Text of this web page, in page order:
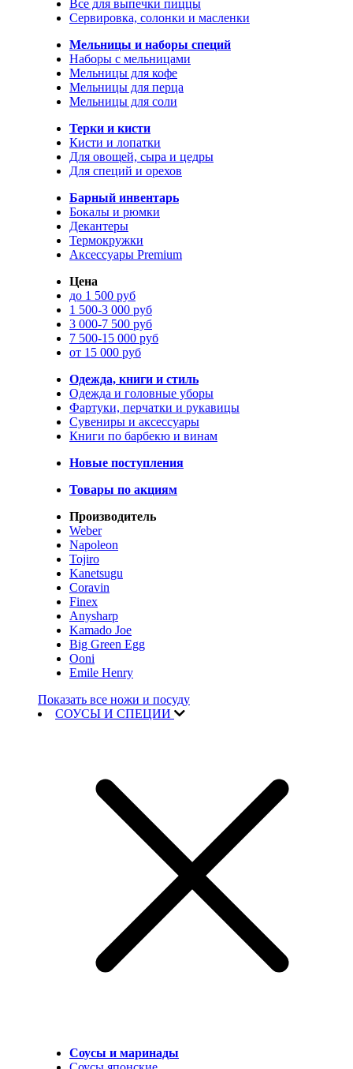
Все для выпечки пиццы
Сервировка, солонки и масленки
Мельницы и наборы специй
Наборы с мельницами
Мельницы для кофе
Мельницы для перца
Мельницы для соли
Терки и кисти
Кисти и лопатки
Для овощей, сыра и цедры
Для специй и орехов
Барный инвентарь
Бокалы и рюмки
Декантеры
Термокружки
Аксессуары Premium
Цена
до 1 500 руб
1 500-3 000 руб
3 000-7 500 руб
7 500-15 000 руб
от 15 000 руб
Одежда, книги и стиль
Одежда и головные уборы
Фартуки, перчатки и рукавицы
Сувениры и аксессуары
Книги по барбекю и винам
Новые поступления
Товары по акциям
Производитель
Weber
Napoleon
Tojiro
Kanetsugu
Coravin
Finex
Anysharp
Kamado Joe
Big Green Egg
Ooni
Emile Henry
Показать все ножи и посуду
СОУСЫ И СПЕЦИИ
Соусы и маринады